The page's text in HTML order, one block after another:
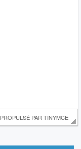
PROPULSÉ PAR TINYMCE